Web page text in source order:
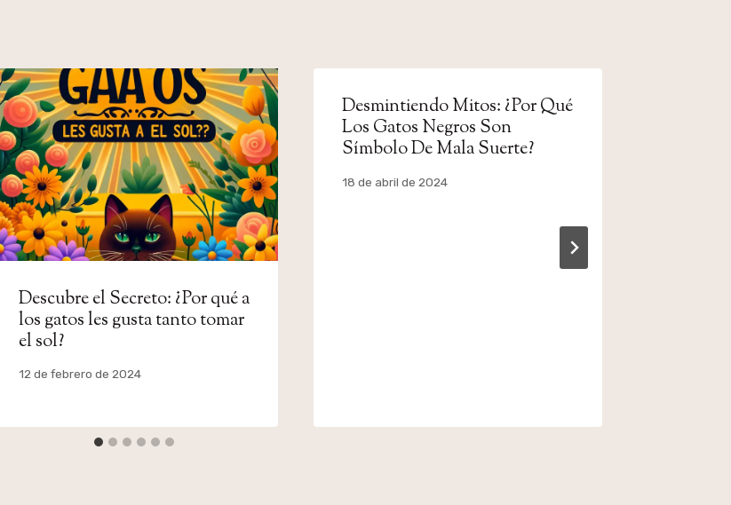
Descubre el Secreto: ¿Por qué a
los gatos les gusta tanto tomar
el sol?
Por
12 de febrero de 2024
Desmintiendo Mitos: ¿Por Qué
Los Gatos Negros Son
Símbolo De Mala Suerte?
Por
18 de abril de 2024